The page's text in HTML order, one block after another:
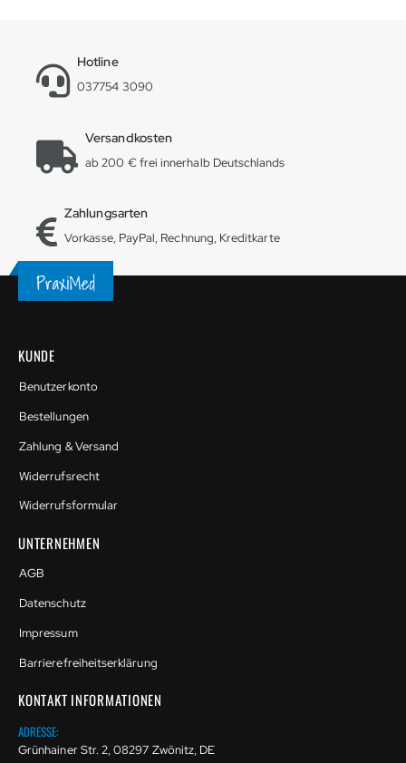
Hotline
037754 3090
Versandkosten
ab 200 € frei innerhalb Deutschlands
Zahlungsarten
Vorkasse, PayPal, Rechnung, Kreditkarte
KUNDE
Benutzerkonto
Bestellungen
Zahlung & Versand
Widerrufsrecht
Widerrufsformular
UNTERNEHMEN
AGB
Datenschutz
Impressum
Barrierefreiheitserklärung
KONTAKT INFORMATIONEN
ADRESSE:
Grünhainer Str. 2, 08297 Zwönitz, DE